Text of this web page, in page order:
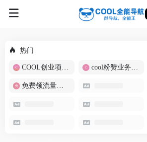
热门
COOL创业项目商城 cool粉赞业务商城【爆粉引流】
免费领流量卡-包邮